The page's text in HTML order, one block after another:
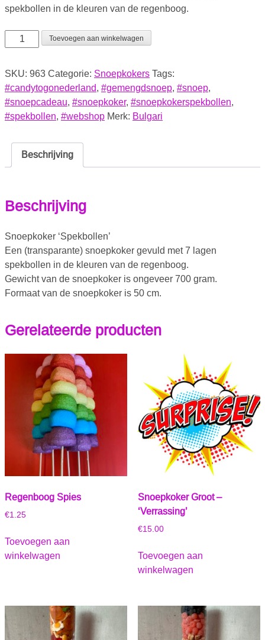
spekbollen in de kleuren van de regenboog.
Toevoegen aan winkelwagen
SKU: 963 Categorie: Snoepkokers Tags:
#candytogonederland, #gemengdsnoep, #snoep,
#snoepcadeau, #snoepkoker, #snoepkokerspekbollen,
#spekbollen, #webshop Merk: Bulgari
Beschrijving
Beschrijving
Snoepkoker ‘Spekbollen’
Een (transparante) snoepkoker gevuld met 7 lagen
spekbollen in de kleuren van de regenboog.
Gewicht van de snoepkoker is ongeveer 700 gram.
Formaat van de snoepkoker is 50 cm.
Gerelateerde producten
Regenboog Spies
€1.25
Toevoegen aan
winkelwagen
Snoepkoker Groot –
‘Verrassing’
€15.00
Toevoegen aan
winkelwagen